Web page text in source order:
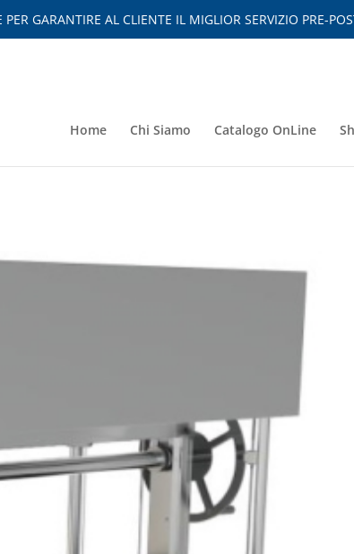
GARANTIRE AL CLIENTE IL MIGLIOR SERVIZIO PRE-
Home Chi Siamo Catalogo OnLine